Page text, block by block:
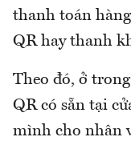
thanh toán
QR hay thanh
Theo đó, ở
QR có sẵn tại
mình cho nhân